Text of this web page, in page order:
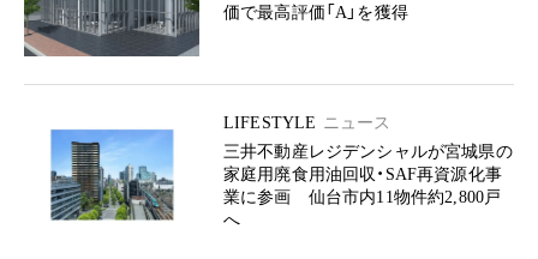
価で最高評価「A」を獲得
LIFESTYLE
ニュース
三井不動産レジデンシャルが宮城県の
家庭用廃食用油回収・SAF再資源化事
業に参画 仙台市内11物件約2,800戸
へ